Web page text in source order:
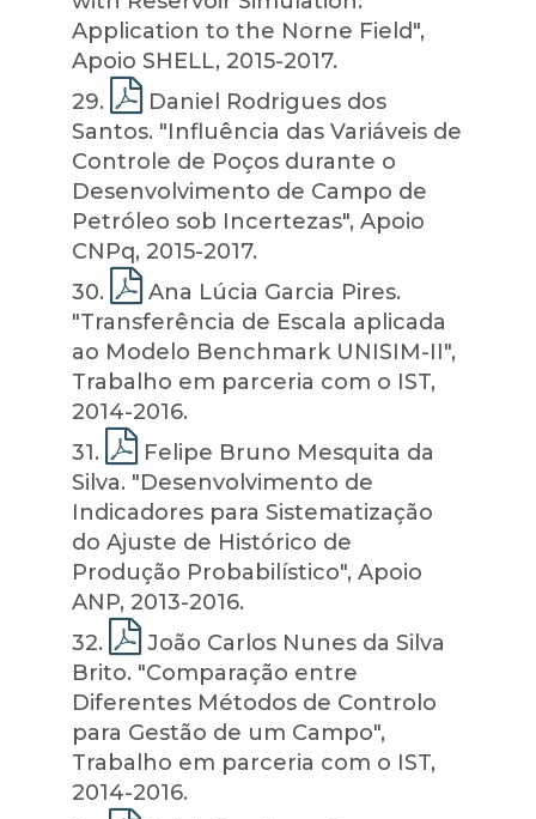
Application to the Norne Field",
Apoio SHELL, 2015-2017.
29.
Daniel Rodrigues dos
Santos. "Influência das Variáveis de
Controle de Poços durante o
Desenvolvimento de Campo de
Petróleo sob Incertezas", Apoio
CNPq, 2015-2017.
30.
Ana Lúcia Garcia Pires.
"Transferência de Escala aplicada
ao Modelo Benchmark UNISIM-II",
Trabalho em parceria com o IST,
2014-2016.
31.
Felipe Bruno Mesquita da
Silva. "Desenvolvimento de
Indicadores para Sistematização
do Ajuste de Histórico de
Produção Probabilístico", Apoio
ANP, 2013-2016.
32.
João Carlos Nunes da Silva
Brito. "Comparação entre
Diferentes Métodos de Controlo
para Gestão de um Campo",
Trabalho em parceria com o IST,
2014-2016.